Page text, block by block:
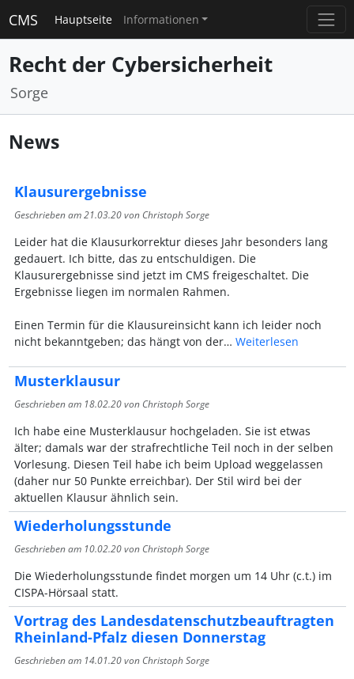
CMS Hauptseite Informationen
Recht der Cybersicherheit
Sorge
News
Klausurergebnisse
Geschrieben am21.03.20von Christoph Sorge
Leider hat die Klausurkorrektur dieses Jahr besonders lang
gedauert. Ich bitte, das zu entschuldigen. Die
Klausurergebnisse sind jetzt im CMS freigeschaltet. Die
Ergebnisse liegen im normalen Rahmen.
Einen Termin für die Klausureinsicht kann ich leider noch
nicht bekanntgeben; das hängt von der… Weiterlesen
Musterklausur
Geschrieben am 18.02.20von Christoph Sorge
Ich habe eine Musterklausur hochgeladen. Sie ist etwas
älter; damals war der strafrechtliche Teil noch in der selben
Vorlesung. Diesen Teil habe ich beim Upload weggelassen
(daher nur 50 Punkte erreichbar). Der Stil wird bei der
aktuellen Klausur ähnlich sein.
Wiederholungsstunde
Geschrieben am 10.02.20von Christoph Sorge
Die Wiederholungsstunde findet morgen um 14 Uhr (c.t.) im
CISPA-Hörsaal statt.
Vortrag des Landesdatenschutzbeauftragten
Rheinland-Pfalz diesen Donnerstag
Geschrieben am 14.01.20von Christoph Sorge